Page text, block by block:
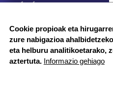
HORARIO DE SECRETARÍA:
De lunes a jueves 8:00 - 18:00
Viernes 8:00 - 17:00
Cookie propioak eta
zure nabigazioa
eta helburu analitikoetarako,
aztertuta. Informazio gehiago